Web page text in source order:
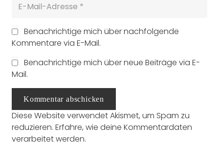
Benachrichtige mich über nachfolgende
Kommentare via E-Mail.
Benachrichtige mich über neue Beiträge via E-
Mail.
Kommentar abschicken
Diese Website verwendet Akismet, um Spam zu
reduzieren. Erfahre, wie deine Kommentardaten
verarbeitet werden.